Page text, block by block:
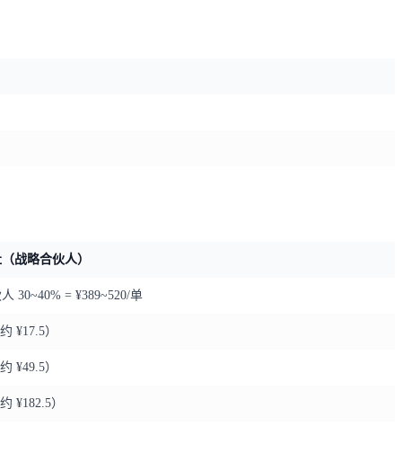
战略合伙人）
30~40% = ¥389~520/单
¥17.5）
¥49.5）
¥182.5）